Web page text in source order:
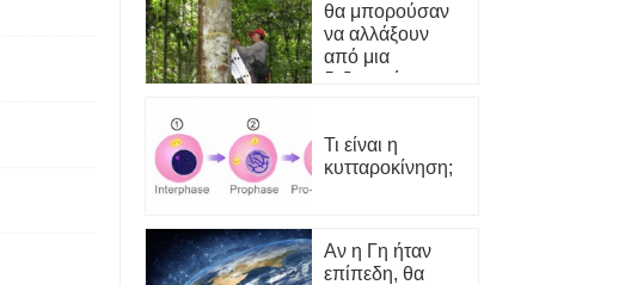
θα μπορούσαν
να αλλάξουν
από μια
δεξαμενή
τα επόμενα 20
χρόνια
Τι είναι η
κυτταροκίνηση;
Αν η Γη ήταν
επίπεδη, θα